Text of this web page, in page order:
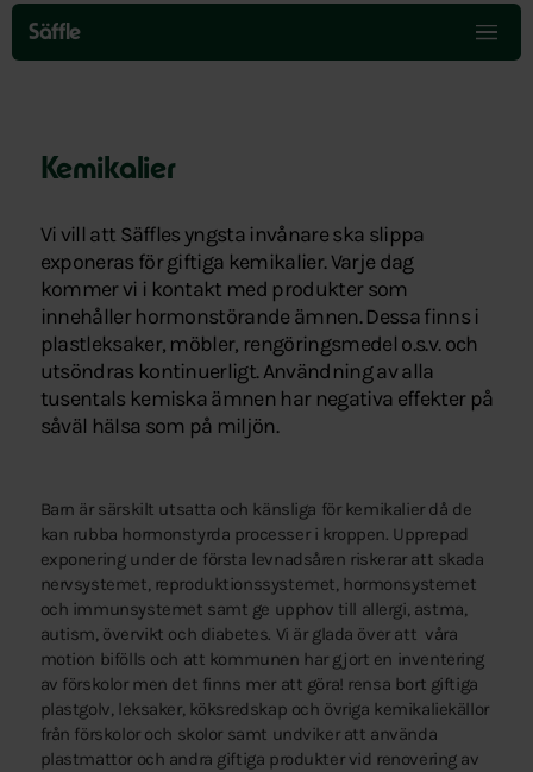
Hoppa
över
menyn
Säffle
Kemikalier
Vi vill att Säffles yngsta invånare ska slippa
exponeras för giftiga kemikalier. Varje dag
kommer vi i kontakt med produkter som
innehåller hormonstörande ämnen. Dessa finns i
plastleksaker, möbler, rengöringsmedel o.s.v. och
utsöndras kontinuerligt. Användning av alla
tusentals kemiska ämnen har negativa effekter på
såväl hälsa som på miljön.
Barn är särskilt utsatta och känsliga för kemikalier då de
kan rubba hormonstyrda processer i kroppen. Upprepad
exponering under de första levnadsåren riskerar att skada
nervsystemet, reproduktionssystemet, hormonsystemet
och immunsystemet samt ge upphov till allergi, astma,
autism, övervikt och diabetes. Vi är glada över att våra
motion bifölls och att kommunen har gjort en inventering
av förskolor men det finns mer att göra! rensa bort giftiga
plastgolv, leksaker, köksredskap och övriga kemikaliekällor
från förskolor och skolor samt undviker att använda
plastmattor och andra giftiga produkter vid renovering av